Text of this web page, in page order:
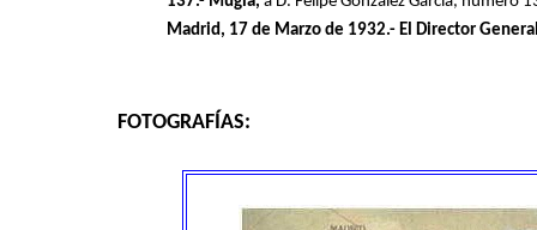
Madrid, 17 de Marzo de 1932.- El Director
FOTOGRAFÍAS: